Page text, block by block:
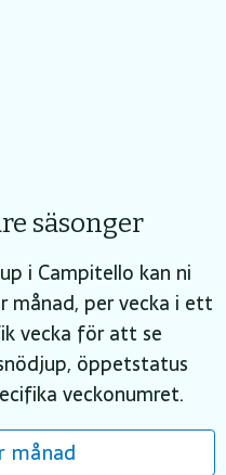
säsonger
i Campitello kan ni
månad, per vecka i ett
vecka för att se
öppetstatus
veckonumret.
månad